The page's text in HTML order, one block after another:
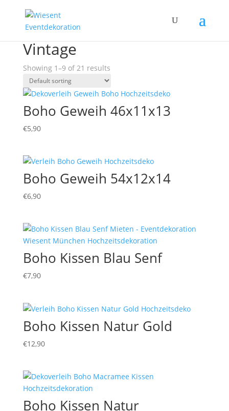
Vintage
Showing 1–9 of 21 results
Boho Geweih 46x11x13
€5,90
Boho Geweih 54x12x14
€6,90
Boho Kissen Blau Senf
€7,90
Boho Kissen Natur Gold
€12,90
Boho Kissen Natur